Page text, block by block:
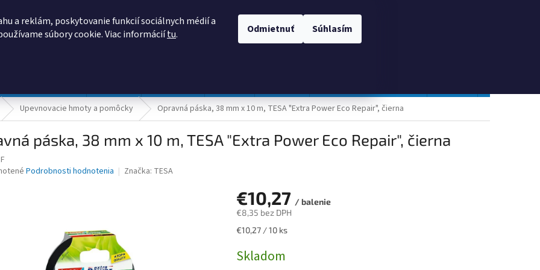
a reklám, poskytovanie funkcií sociálnych médií a
súbory cookie. Viac informáciítu. Odmietnuť Súhlasím
Upevnovacie hmoty a pomôcky Opravná páska, 38 mm x 10 m, TESA "Extra Power Eco Repair", čierna
páska, 38 mm x 10 m, TESA "Extra Power Eco Repair", čierna
Podrobnosti hodnotenia Značka: TESA
€10,27 / balenie
€8,35 bez DPH
Jednotková
€10,27 / 10 ks
Skladom